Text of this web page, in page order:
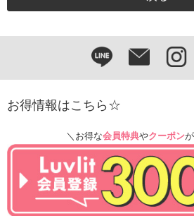
お得情報はこちら☆
＼お得な会員特典やクーポン